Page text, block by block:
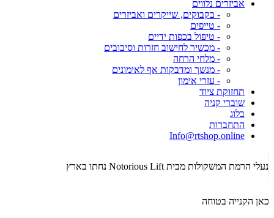
אביזרים נלווים
- בקבוקים, שייקרים ואביזרים
- טייפים
- טיפול בכפות ידיים
- מכשיר לחישוב חזרות וסיבובים
- מלחי הרחה
- מנשך ומדבקות אף לאימונים
- עזרי אימון
תחזוקת ציוד
שוברי קניה
בלוג
התחברות
Info@rtshop.online
כאן הקנייה בטוחה